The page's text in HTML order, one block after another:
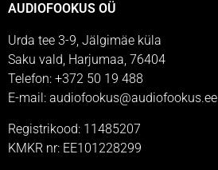
AUDIOFOOKUS OÜ
Urda tee 3-9, Jälgimäe küla
Saku vald, Harjumaa, 76404
Telefon: +372 50 19 488
E-mail: audiofookus@audiofookus.ee
Registrikood: 11485207
KMKR nr: EE101228299